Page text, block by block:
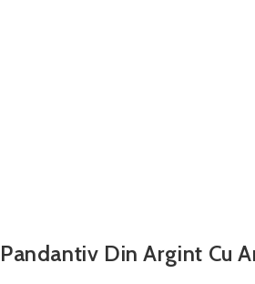
Pandantiv Din Argint Cu